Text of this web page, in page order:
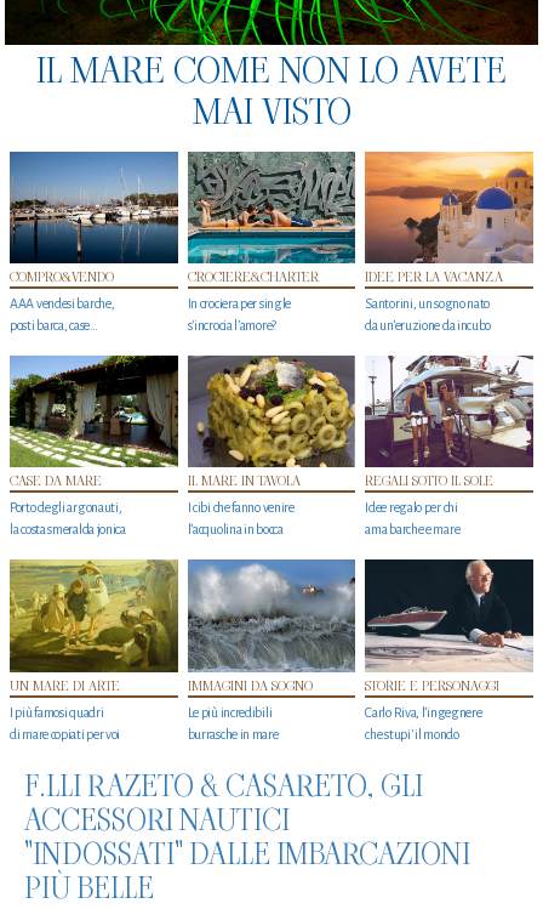
IL MARE COME NON LO AVETE
MAI VISTO
COMPRO&VENDO
AAA vendesi barche,
posti barca, case…
CROCIERE&CHARTER
In crociera per single
s'incrocia l’amore?
IDEE PER LA VACANZA
Santorini, un sogno nato
da un’eruzione da incubo
CASE DA MARE
Porto degli argonauti,
la costa smeralda jonica
IL MARE IN TAVOLA
I cibi che fanno venire
l’acquolina in bocca
REGALI SOTTO IL SOLE
Idee regalo per chi
ama barche e mare
UN MARE DI ARTE
I più famosi quadri
di mare copiati per voi
IMMAGINI DA SOGNO
Le più incredibili
burrasche in mare
STORIE E PERSONAGGI
Carlo Riva, l’ingegnere
che stupi' il mondo
F.LLI RAZETO & CASARETO, GLI
ACCESSORI NAUTICI
"INDOSSATI" DALLE IMBARCAZIONI
PIÙ BELLE